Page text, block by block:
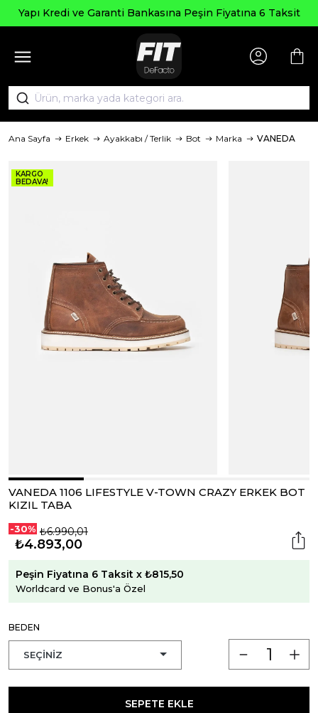
ve Garanti Bankasına Peşin Fiyatına 6 Taksit
Ana Sayfa Erkek Ayakkabı / Terlik Bot Marka VANEDA
KARGO
BEDAVA!
VANEDA 1106 LIFESTYLE V-TOWN CRAZY ERKEK BOT
KIZIL TABA
-30% ₺6.990,01
₺4.893,00
Peşin Fiyatına 6 Taksit x ₺815,50
Worldcard ve Bonus'a Özel
BEDEN
SEPETE EKLE